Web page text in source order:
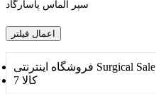
سپر الماس پاسارگاد
اعمال فیلتر
فروشگاه اینترنتی Surgical Sale
7 کالا